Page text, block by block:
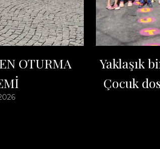
OTURMA
Yaklaşık
Çocuk